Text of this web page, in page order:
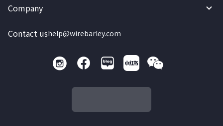
Company
Contact ushelp@wirebarley.com